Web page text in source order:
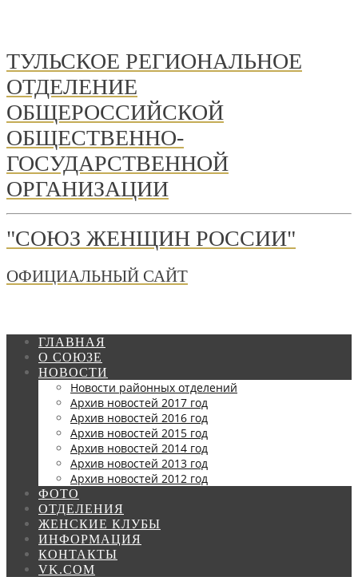
ТУЛЬСКОЕ РЕГИОНАЛЬНОЕ
ОТДЕЛЕНИЕ
ОБЩЕРОССИЙСКОЙ
ОБЩЕСТВЕННО-
ГОСУДАРСТВЕННОЙ
ОРГАНИЗАЦИИ
"СОЮЗ ЖЕНЩИН РОССИИ"
ОФИЦИАЛЬНЫЙ САЙТ
ГЛАВНАЯ
О СОЮЗЕ
НОВОСТИ
Новости районных отделений
Архив новостей 2017 год
Архив новостей 2016 год
Архив новостей 2015 год
Архив новостей 2014 год
Архив новостей 2013 год
Архив новостей 2012 год
ФОТО
ОТДЕЛЕНИЯ
ЖЕНСКИЕ КЛУБЫ
ИНФОРМАЦИЯ
КОНТАКТЫ
VK.COM